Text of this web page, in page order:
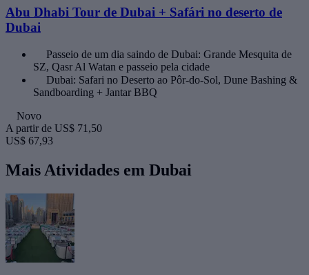
Abu Dhabi Tour de Dubai + Safári no deserto de
Dubai
Passeio de um dia saindo de Dubai: Grande Mesquita de
SZ, Qasr Al Watan e passeio pela cidade
Dubai: Safari no Deserto ao Pôr-do-Sol, Dune Bashing &
Sandboarding + Jantar BBQ
Novo
A partir de US$ 71,50
US$ 67,93
Mais Atividades em Dubai